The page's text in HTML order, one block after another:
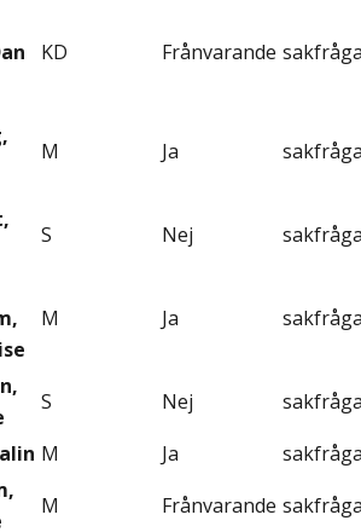
KD Frånvarande
M Ja
S Nej
M Ja
S Nej
M Ja
M Frånvarande